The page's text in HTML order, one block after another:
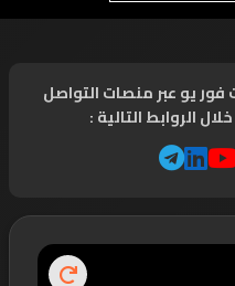
يو عبر منصات التواصل
الروابط التالية :